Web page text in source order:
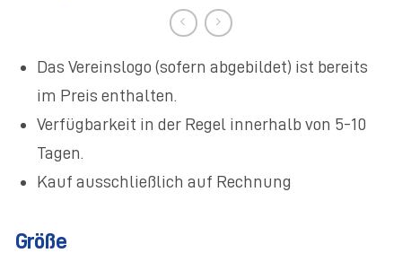
Das Vereinslogo (sofern abgebildet) ist bereits
im Preis enthalten.
Verfügbarkeit in der Regel innerhalb von 5-10
Tagen.
Kauf ausschließlich auf Rechnung
Größe